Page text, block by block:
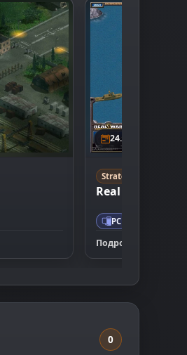
24.09.2001
Strategy
Real War
PC
Подробнее
0